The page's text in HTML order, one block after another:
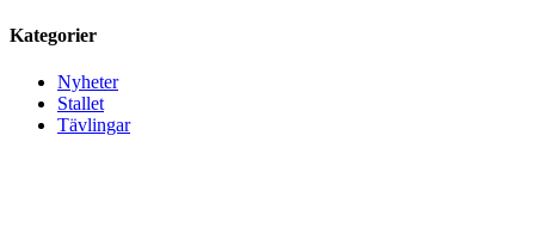
Kategorier
Nyheter
Stallet
Tävlingar